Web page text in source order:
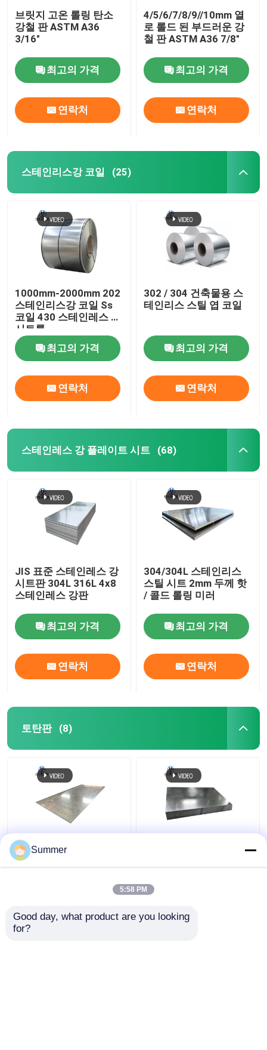
브릿지 고온 롤링 탄소
강철 판 ASTM A36
3/16"
최고의 가격
연락처
4/5/6/7/8/9//10mm 열
로 롤드 된 부드러운 강
철 판 ASTM A36 7/8"
최고의 가격
연락처
스테인리스강 코일 (25)
1000mm-2000mm 202
스테인리스강 코일 Ss
코일 430 스테인레스 강
시트롤
최고의 가격
연락처
302 / 304 건축물용 스
테인리스 스틸 엽 코일
최고의 가격
연락처
스테인레스 강 플레이트 시트 (68)
JIS 표준 스테인레스 강
시트판 304L 316L 4x8
스테인레스 강판
최고의 가격
연락처
304/304L 스테인리스
스틸 시트 2mm 두께 핫
/ 콜드 롤링 미러
최고의 가격
연락처
토탄판 (8)
진크로 코팅 된 금속 평
면 핫 디프 가લ્પ네이즈
Summer
5:58 PM
Good day, what product are you looking
for?